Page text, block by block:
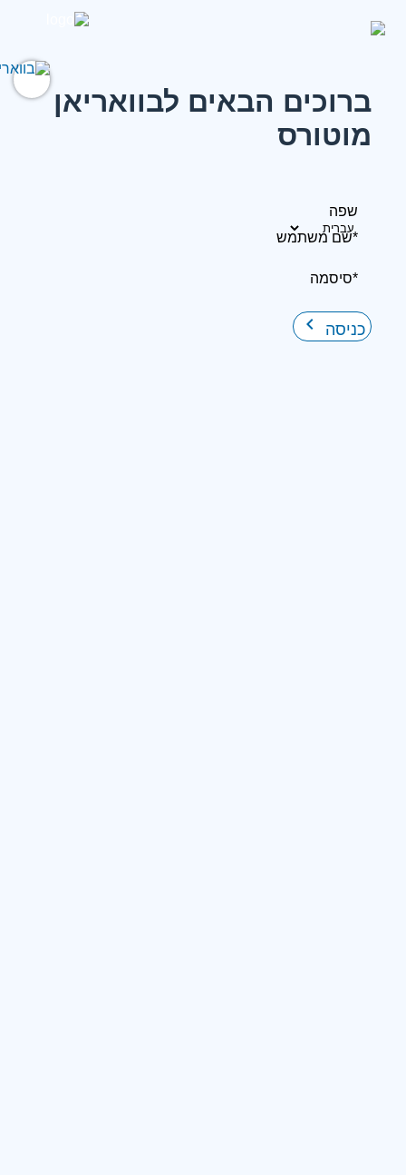
ברוכים הבאים לבוואריאן
מוטורס
שפה
*שם משתמש
*סיסמה
כניסה keyboard_arrow_right